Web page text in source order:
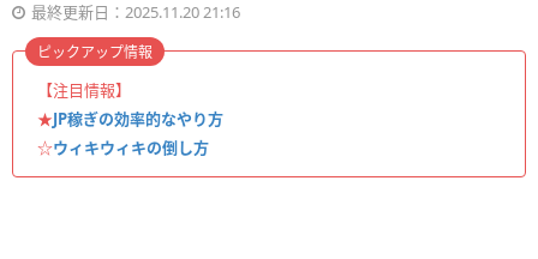
最終更新日：2025.11.20 21:16
【注目情報】
★JP稼ぎの効率的なやり方
☆ウィキウィキの倒し方
ピックアップ情報